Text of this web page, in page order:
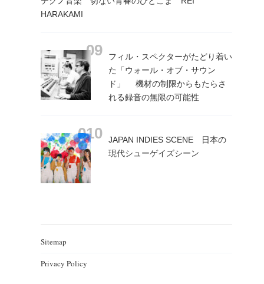
HARAKAMI
フィル・スペクターがたどり着い
た「ウォール・オブ・サウン
ド」 機材の制限からもたらさ
れる録音の無限の可能性
JAPAN INDIES SCENE 日本の
現代シューゲイズシーン
Sitemap
Privacy Policy